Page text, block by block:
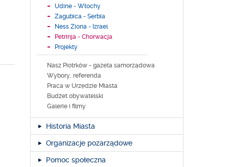
Udine - Włochy
Zagubica - Serbia
Ness Ziona - Izrael
Petrinja - Chorwacja
Projekty
Nasz Piotrków - gazeta samorządowa
Wybory, referenda
Praca w Urzędzie Miasta
Budżet obywatelski
Galerie i filmy
Historia Miasta
Organizacje pozarządowe
Pomoc społeczna